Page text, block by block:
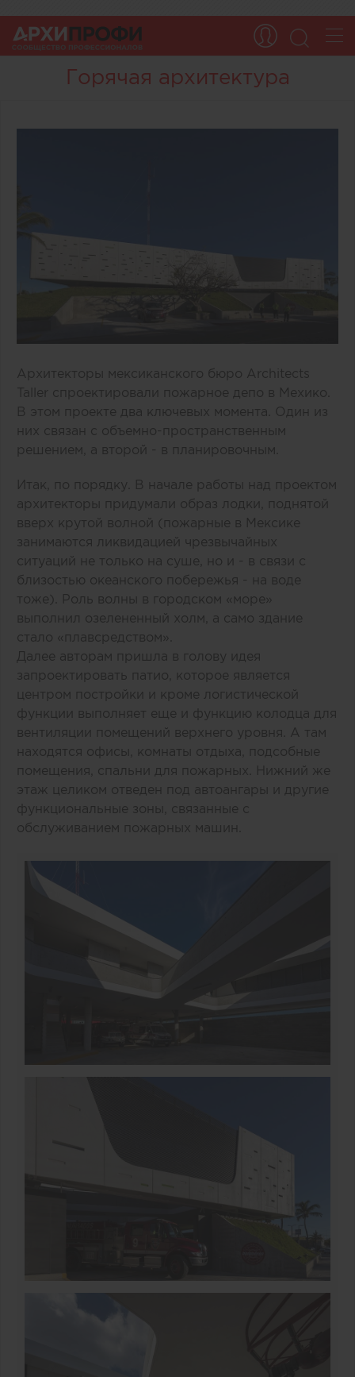
Горячая архитектура
Архитекторы мексиканского бюро Architects
Taller спроектировали пожарное депо в Мехико.
В этом проекте два ключевых момента. Один из
них связан с объемно-пространственным
решением, а второй - в планировочным.
Итак, по порядку. В начале работы над проектом
архитекторы придумали образ лодки, поднятой
вверх крутой волной (пожарные в Мексике
занимаются ликвидацией чрезвычайных
ситуаций не только на суше, но и - в связи с
близостью океанского побережья - на воде
тоже). Роль волны в городском «море»
выполнил озелененный холм, а само здание
стало «плавсредством».
Далее авторам пришла в голову идея
запроектировать патио, которое является
центром постройки и кроме логистической
функции выполняет еще и функцию колодца для
вентиляции помещений верхнего уровня. А там
находятся офисы, комнаты отдыха, подсобные
помещения, спальни для пожарных. Нижний же
этаж целиком отведен под автоангары и другие
функциональные зоны, связанные с
обслуживанием пожарных машин.